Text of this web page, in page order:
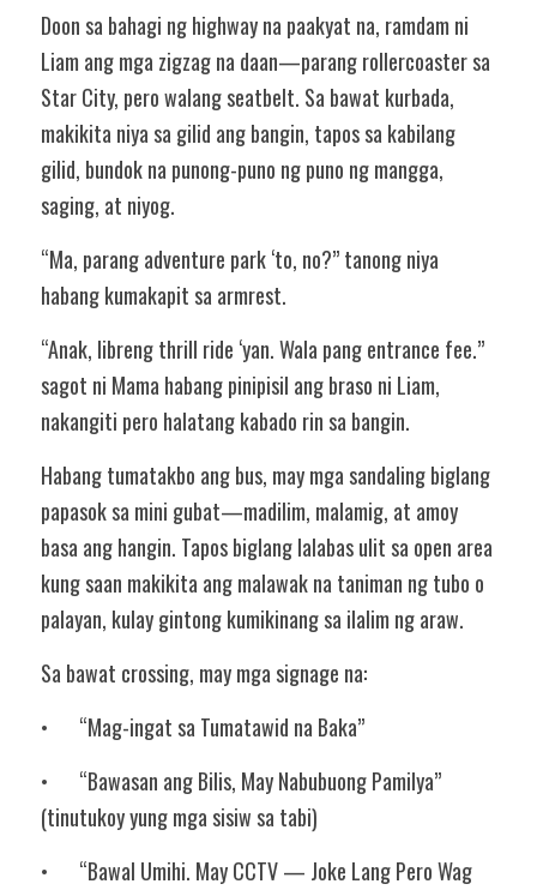
Doon sa bahagi ng highway na paakyat na, ramdam ni
Liam ang mga zigzag na daan—parang rollercoaster sa
Star City, pero walang seatbelt. Sa bawat kurbada,
makikita niya sa gilid ang bangin, tapos sa kabilang
gilid, bundok na punong-puno ng puno ng mangga,
saging, at niyog.
“Ma, parang adventure park ‘to, no?” tanong niya
habang kumakapit sa armrest.
“Anak, libreng thrill ride ‘yan. Wala pang entrance fee.”
sagot ni Mama habang pinipisil ang braso ni Liam,
nakangiti pero halatang kabado rin sa bangin.
Habang tumatakbo ang bus, may mga sandaling biglang
papasok sa mini gubat—madilim, malamig, at amoy
basa ang hangin. Tapos biglang lalabas ulit sa open area
kung saan makikita ang malawak na taniman ng tubo o
palayan, kulay gintong kumikinang sa ilalim ng araw.
Sa bawat crossing, may mga signage na:
•	“Mag-ingat sa Tumatawid na Baka”
•	“Bawasan ang Bilis, May Nabubuong Pamilya”
(tinutukoy yung mga sisiw sa tabi)
•	“Bawal Umihi. May CCTV — Joke Lang Pero Wag